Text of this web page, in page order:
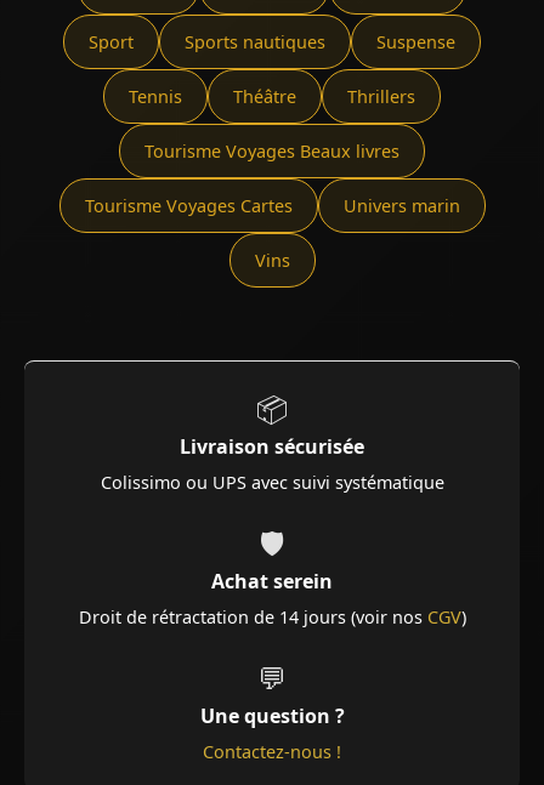
Sport Sports nautiques Suspense
Tennis Théâtre Thrillers
Tourisme Voyages Beaux livres
Tourisme Voyages Cartes Univers marin
Vins
📦
Livraison sécurisée
Colissimo ou UPS avec suivi systématique
🛡️
Achat serein
Droit de rétractation de 14 jours (voir nos CGV)
💬
Une question ?
Contactez-nous !